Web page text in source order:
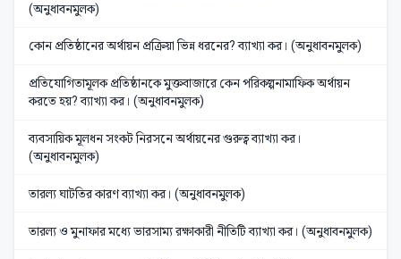
(অনুধাবনমুলক)
কোন প্রতিষ্ঠানের অর্থায়ন প্রক্রিয়া ভিন্ন ধরনের? ব্যাখ্যা কর। (অনুধাবনমুলক)
প্রতিযোগিতামূলক প্রতিষ্ঠানকে মুক্তবাজারে কেন পরিকল্পনামাফিক অর্থায়ন
করতে হয়? ব্যাখ্যা কর। (অনুধাবনমুলক)
ব্যবসায়িক মূলধন সংকট নিরসনে অর্থায়নের গুরুত্ব ব্যাখ্যা কর।
(অনুধাবনমুলক)
তারল্য ঘাটতির কারণ ব্যাখ্যা কর। (অনুধাবনমুলক)
তারল্য ও মুনাফার মধ্যে ভারসাম্য রক্ষাকারী নীতিটি ব্যাখ্যা কর। (অনুধাবনমুলক)